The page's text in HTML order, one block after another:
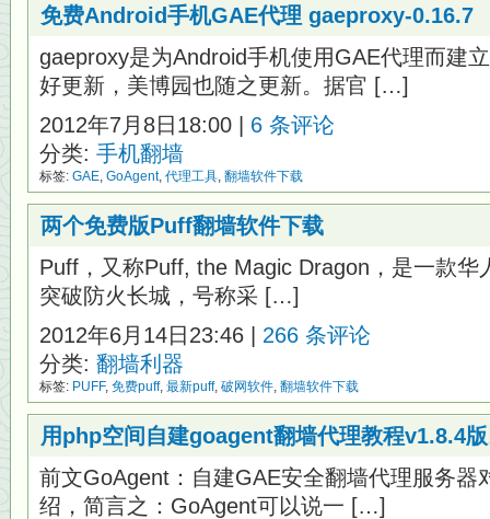
免费Android手机GAE代理 gaeproxy-0.16.7
gaeproxy是为Android手机使用GAE代理而建
好更新，美博园也随之更新。据官 […]
2012年7月8日18:00 | 6 条评论
分类: 手机翻墙
标签: GAE, GoAgent, 代理工具, 翻墙软件下载
两个免费版Puff翻墙软件下载
Puff，又称Puff, the Magic Dragon，是一款华
突破防火长城，号称采 […]
2012年6月14日23:46 | 266 条评论
分类: 翻墙利器
标签: PUFF, 免费puff, 最新puff, 破网软件, 翻墙软件下载
用php空间自建goagent翻墙代理教程v1.8.4
前文GoAgent：自建GAE安全翻墙代理服务器
绍，简言之：GoAgent可以说一 […]